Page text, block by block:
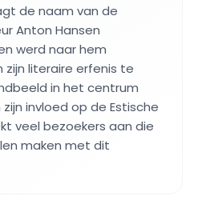
de naam van de
Anton Hansen
werd naar hem
literaire erfenis te
in het centrum
invloed op de Estische
veel bezoekers aan die
maken met dit